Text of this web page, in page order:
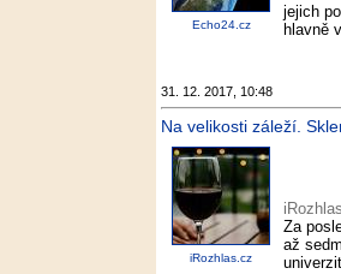
Echo24.cz
jejich
hlavně
31. 12. 2017, 10:48
Na velikosti záleží.
iRozhlas.cz
Za
až